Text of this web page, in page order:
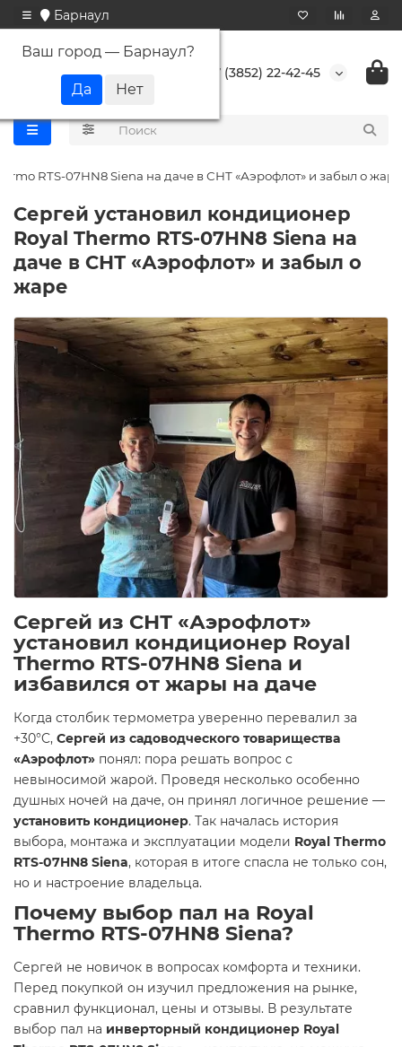
Барнаул
Ваш город — Барнаул?
+7 (3852) 22-42-45
RTS-07HN8 Siena на даче в СНТ «Аэрофлот» и забыл о жаре
Сергей установил кондиционер
Royal Thermo RTS-07HN8 Siena на
даче в СНТ «Аэрофлот» и забыл о
жаре
Сергей из СНТ «Аэрофлот»
установил кондиционер Royal
Thermo RTS-07HN8 Siena и
избавился от жары на даче
Когда столбик термометра уверенно перевалил за
+30°C, Сергей из садоводческого товарищества
«Аэрофлот» понял: пора решать вопрос с
невыносимой жарой. Проведя несколько особенно
душных ночей на даче, он принял логичное решение —
установить кондиционер. Так началась история
выбора, монтажа и эксплуатации модели Royal Thermo
RTS-07HN8 Siena, которая в итоге спасла не только сон,
но и настроение владельца.
Почему выбор пал на Royal
Thermo RTS-07HN8 Siena?
Сергей не новичок в вопросах комфорта и техники.
Перед покупкой он изучил предложения на рынке,
сравнил функционал, цены и отзывы. В результате
выбор пал на инверторный кондиционер Royal